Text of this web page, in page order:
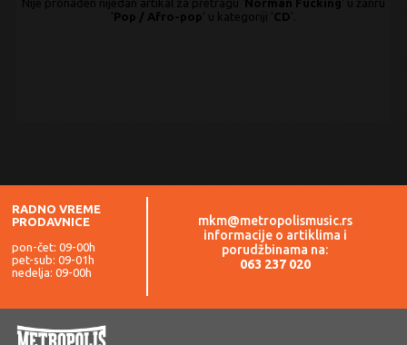
Nije pronađen nijedan artikal za pretragu 'Norman Fucking' u žanru
'Pop / Afro-pop' u kategoriji 'CD'.
RADNO VREME
PRODAVNICE
pon-čet: 09-00h
pet-sub: 09-01h
nedelja: 09-00h
mkm@metropolismusic.rs
informacije o artiklima i
porudžbinama na:
063 237 020